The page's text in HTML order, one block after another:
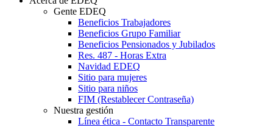
Gente EDEQ
Beneficios Trabajadores
Beneficios Grupo Familiar
Beneficios Pensionados y Jubilados
Res. 487 - Horas Extra
Navidad EDEQ
Sitio para mujeres
Sitio para niños
FIM (Restablecer Contraseña)
Nuestra gestión
Línea ética - Contacto Transparente